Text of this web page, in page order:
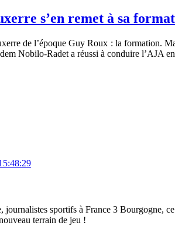
s’en remet à sa
de l’époque Guy Roux : la formation.
Nobilo-Radet a réussi à conduire l’AJA
sportifs à France 3 Bourgogne,
terrain de jeu !